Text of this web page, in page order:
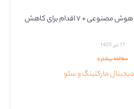
ساسپند شدن اکانت‌های هوش مصنوعی + ۷ اقدام برای کاهش
17 تیر 1405
مطالعه بیشتر »